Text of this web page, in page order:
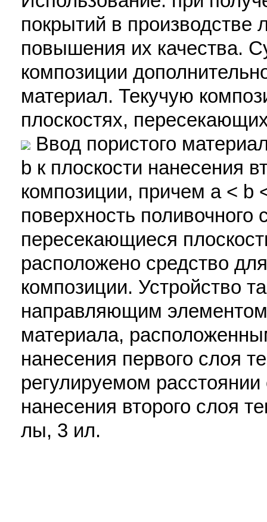
покрытий в
повышения их качества.
композиции
материал. Текучую
плоскостях,
Ввод пористого
b к плоскости нанесения
композиции, причем a < b
поверхность поливочного
пересекающиеся
расположено средство
композиции. Устройство
направляющим элементом
материала,
нанесения первого слоя
регулируемом
нанесения второго слоя
лы, 3 ил.